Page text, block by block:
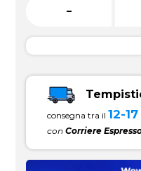
-
consegna tra il 12-
conCorriere